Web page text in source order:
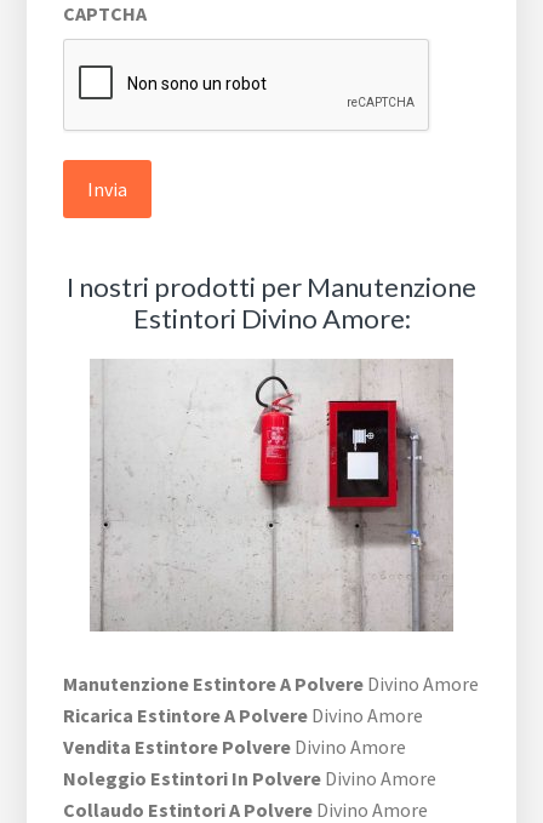
privacy
CAPTCHA
I nostri prodotti per Manutenzione
Estintori Divino Amore:
Manutenzione Estintore A Polvere Divino Amore
Ricarica Estintore A Polvere Divino Amore
Vendita Estintore Polvere Divino Amore
Noleggio Estintori In Polvere Divino Amore
Collaudo Estintori A Polvere Divino Amore